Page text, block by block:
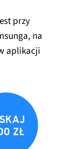
przy
na
aplikacji